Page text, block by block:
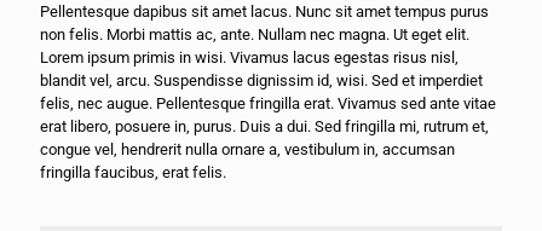
Pellentesque dapibus sit amet lacus. Nunc sit amet tempus purus
non felis. Morbi mattis ac, ante. Nullam nec magna. Ut eget elit.
Lorem ipsum primis in wisi. Vivamus lacus egestas risus nisl,
blandit vel, arcu. Suspendisse dignissim id, wisi. Sed et imperdiet
felis, nec augue. Pellentesque fringilla erat. Vivamus sed ante vitae
erat libero, posuere in, purus. Duis a dui. Sed fringilla mi, rutrum et,
congue vel, hendrerit nulla ornare a, vestibulum in, accumsan
fringilla faucibus, erat felis.